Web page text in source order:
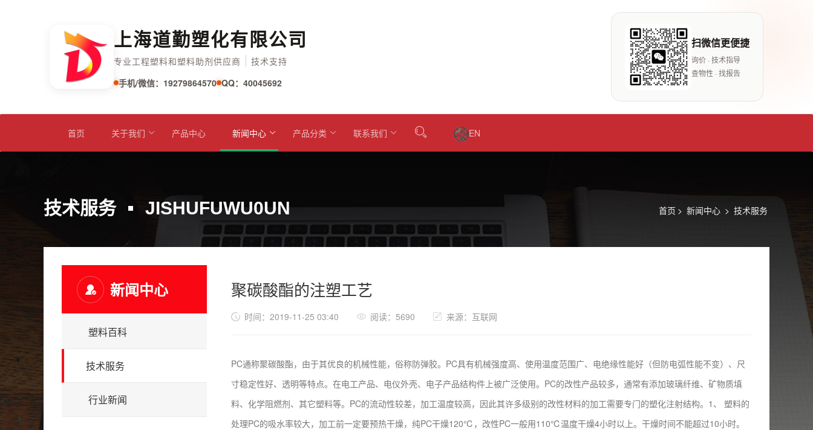
上海道勤塑化有限公司
专业工程塑料和塑料助剂供应商
技术支持
手机/微信：19279864570 QQ：40045692
扫微信更便捷
询价 · 技术指导
查物性 · 找报告
首页 关于我们 产品中心 新闻中心 产品分类 联系我们 EN
技术服务 JISHUFUWU0UN 首页 > 新闻中心 > 技术服务
新闻中心
塑料百科
技术服务
行业新闻
聚碳酸酯的注塑工艺
时间：2019-11-25 03:40 阅读：5690 来源：互联网
PC通称聚碳酸酯，由于其优良的机械性能，俗称防弹胶。PC具有机械强度高、使用温度范围广、电绝缘性能好（但防电弧性能不变）、尺
寸稳定性好、透明等特点。在电工产品、电仪外壳、电子产品结构件上被广泛使用。PC的改性产品较多，通常有添加玻璃纤维、矿物质填
料、化学阻燃剂、其它塑料等。PC的流动性较差，加工温度较高，因此其许多级别的改性材料的加工需要专门的塑化注射结构。1、 塑料的
处理PC的吸水率较大，加工前一定要预热干燥，纯PC干燥120℃，改性PC一般用110℃温度干燥4小时以上。干燥时间不能超过10小时。